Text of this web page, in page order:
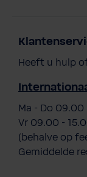
Heeft u hulp
Ma - Do 09.00
Vr 09.00 -
(behalve op
Gemiddelde